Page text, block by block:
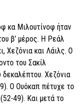
κα Μιλουτίνοφ ήταν
β’ μέρος. Η Ρεάλ
Χεζόνια και Λάιλς. Ο
του Σακίλ
Χεζόνια
Ο Ουόκαπ πέτυχε το
49). Και μετά το